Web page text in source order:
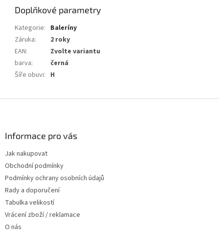
Doplňkové parametry
Kategorie: Baleríny
Záruka:
2 roky
EAN:
Zvolte variantu
barva:
černá
Šíře obuvi: H
Informace pro vás
Jak nakupovat
Obchodní podmínky
Podmínky ochrany osobních údajů
Rady a doporučení
Tabulka velikostí
Vrácení zboží / reklamace
O nás